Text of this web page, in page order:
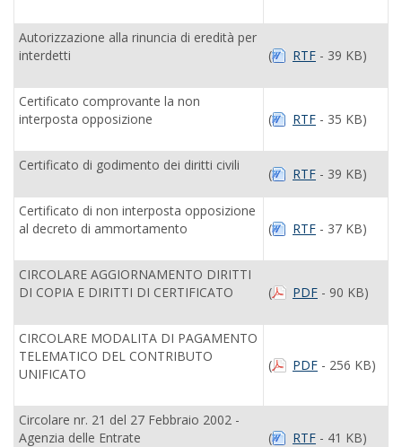
Autorizzazione alla rinuncia di eredità per
interdetti
( RTF - 39 KB)
Certificato comprovante la non
interposta opposizione
( RTF - 35 KB)
Certificato di godimento dei diritti civili
( RTF - 39 KB)
Certificato di non interposta opposizione
al decreto di ammortamento
( RTF - 37 KB)
CIRCOLARE AGGIORNAMENTO DIRITTI
DI COPIA E DIRITTI DI CERTIFICATO
( PDF - 90 KB)
CIRCOLARE MODALITA DI PAGAMENTO
TELEMATICO DEL CONTRIBUTO
UNIFICATO
( PDF - 256 KB)
Circolare nr. 21 del 27 Febbraio 2002 -
Agenzia delle Entrate
( RTF - 41 KB)